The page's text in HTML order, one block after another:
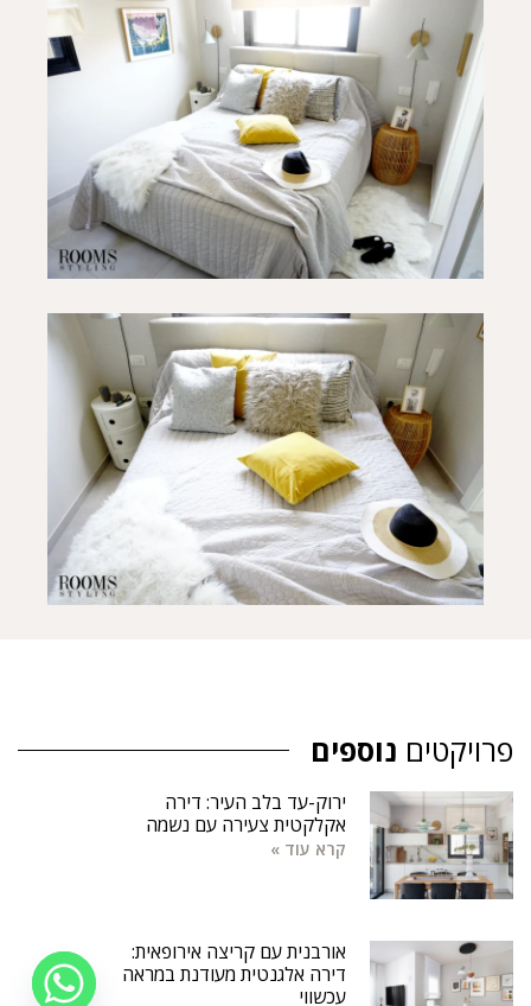
פרויקטים נוספים
ירוק-עד בלב העיר: דירה
אקלקטית צעירה עם נשמה
קרא עוד »
אורבנית עם קריצה אירופאית:
דירה אלגנטית מעודנת במראה
עכשווי